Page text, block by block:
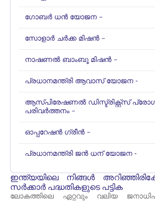
ഗോബർ ധൻ യോജന –
സോളാർ ചർക്ക മിഷൻ –
നാഷണൽ ബാംബൂ മിഷൻ –
പ്രധാനമന്ത്രി ആവാസ് യോജന -
ആസ്പിരേഷണൽ ഡിസ്ട്രിക്റ്റ്സ്
പരിവർത്തനം –
ഓപ്പറേഷൻ ഗ്രീൻ –
പ്രധാനമന്ത്രി ജൻ ധന് യോജന -
ഇന്ത്യയിലെ നിങ്ങൾ
സർക്കാർ പദ്ധതികളുടെ പട്ടിക
ലോകത്തിലെ ഏറ്റവും വലിയ